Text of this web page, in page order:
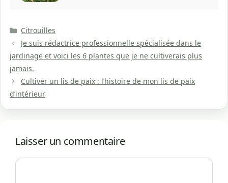
Catégories
Citrouilles
Je suis rédactrice professionnelle spécialisée dans le
jardinage et voici les 6 plantes que je ne cultiverais plus
jamais.
Cultiver un lis de paix : l’histoire de mon lis de paix
d’intérieur
Laisser un commentaire
Commentaire